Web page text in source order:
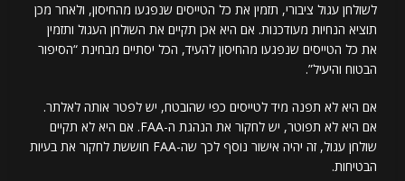
לשולחן עגול ציבורי, תזמין את כל הטייסים שנפגעו מהחיסון, ולאחר מכן
תוציא הנחיות מעודכנות. אם היא אכן תקיים את השולחן העגול ותזמין
את כל הטייסים שנפגעו מהחיסון להעיד, הכל יסתיים מבחינת “הסיפור
הבטוח והיעיל”.
אם היא לא תפנה מיד לטייסים כפי שהובטח, יש לפטר אותה לאלתר.
אם היא לא תפוטר, יש לחקור את הנהגת ה-FAA. אם היא לא תקיים
שולחן עגול, זה יהיה אישור נוסף לכך שה-FAA חוששת לחקור את בעיות
הבטיחות.